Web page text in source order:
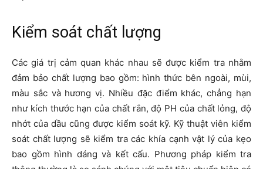
Kiểm soát chất lượng
Các giá trị cảm quan khác nhau sẽ được kiểm tra nhằm
đảm bảo chất lượng bao gồm: hình thức bên ngoài, mùi,
màu sắc và hương vị. Nhiều đặc điểm khác, chẳng hạn
như kích thước hạn của chất rắn, độ PH của chất lỏng, độ
nhớt của dầu cũng được kiểm soát kỹ. Kỹ thuật viên kiểm
soát chất lượng sẽ kiểm tra các khía cạnh vật lý của kẹo
bao gồm hình dáng và kết cấu. Phương pháp kiểm tra